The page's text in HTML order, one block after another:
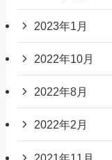
2023年1月
2022年10月
2022年8月
2022年2月